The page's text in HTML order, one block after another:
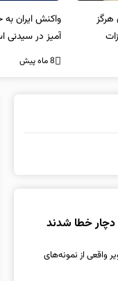
هرگز
واکنش ایران
آمیز در سیدنی
8 ماه پیش
خطا شدند
واقعی از نمونه‌های